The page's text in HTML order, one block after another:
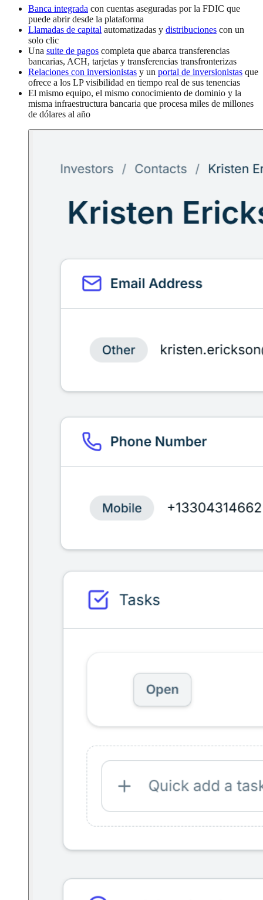
Banca integrada con cuentas aseguradas por la FDIC que
puede abrir desde la plataforma
Llamadas de capital automatizadas y distribuciones con un
solo clic
Una suite de pagos completa que abarca transferencias
bancarias, ACH, tarjetas y transferencias transfronterizas
Relaciones con inversionistas y un portal de inversionistas que
ofrece a los LP visibilidad en tiempo real de sus tenencias
El mismo equipo, el mismo conocimiento de dominio y la
misma infraestructura bancaria que procesa miles de millones
de dólares al año